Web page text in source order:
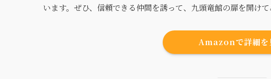
います。ぜひ、信頼できる仲間を誘って、九頭竜館の扉を開けて
Amazonで詳細を